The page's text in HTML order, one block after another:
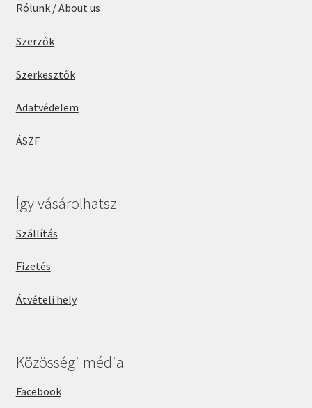
Rólunk / About us
Szerzők
Szerkesztők
Adatvédelem
ÁSZF
Így vásárolhatsz
Szállítás
Fizetés
Átvételi hely
Közösségi média
Facebook